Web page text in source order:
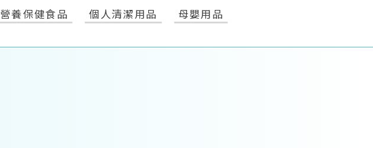
營養保健食品 個人清潔用品
母嬰用品